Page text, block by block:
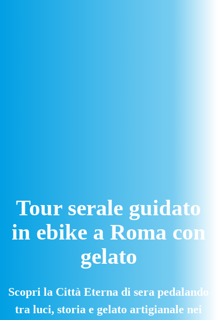
Tour serale guidato
in ebike aRoma con
gelato
Scopri la Città Eterna di sera pedalando
tra luci, storia e gelato artigianale nei